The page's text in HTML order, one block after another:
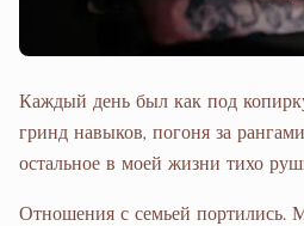
Каждый день был как под
гринд навыков, погоня за
остальное в моей жизни тихо
Отношения с семьей портились.